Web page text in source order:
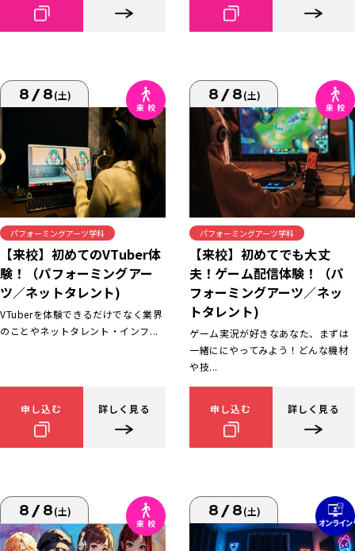
8/8(土)
パフォーミングアーツ学科
【来校】初めてのVTuber体
験！（パフォーミングアー
ツ／ネットタレント)
VTuberを体験できるだけでなく業界
のことやネットタレント・インフ...
申し込む 詳しく見る
8/8(土)
パフォーミングアーツ学科
【来校】初めてでも大丈
夫！ゲーム配信体験！（パ
フォーミングアーツ／ネッ
トタレント)
ゲーム実況が好きなあなた、まずは
一緒ににやってみよう！どんな機材
や技...
申し込む 詳しく見る
8/8(土) 8/8(土)